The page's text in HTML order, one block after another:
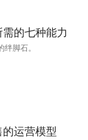
的七种能力
脚石。
运营模型